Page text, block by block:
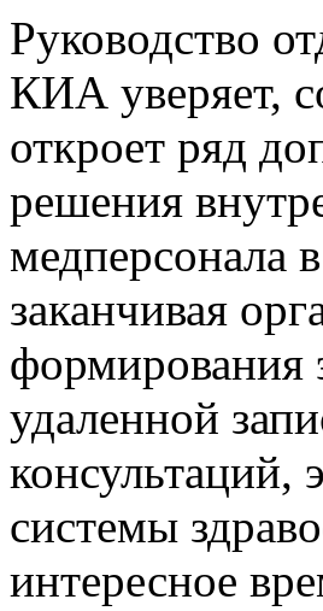
Руководство
КИА уверяет,
откроет ряд
решения
медперсонала
заканчивая
формирования
удаленной
консультаций,
системы
интересное